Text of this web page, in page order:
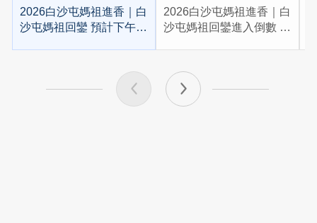
2026白沙屯媽祖進香｜白
沙屯媽祖回鑾 預計下午
2026白沙屯媽祖進香｜白
沙屯媽祖回鑾進入倒數 預